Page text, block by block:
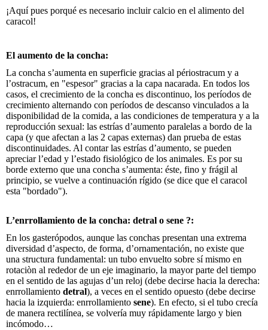
¡Aquí pues porqué es necesario incluir calcio en el alimento del
caracol!
El aumento de la concha:
La concha s’aumenta en superficie gracias al périostracum y a
l’ostracum, en "espesor" gracias a la capa nacarada. En todos los
casos, el crecimiento de la concha es discontinuo, los períodos de
crecimiento alternando con períodos de descanso vinculados a la
disponibilidad de la comida, a las condiciones de temperatura y a la
reproducción sexual: las estrías d’aumento paralelas a bordo de la
capa (y que afectan a las 2 capas externas) dan prueba de estas
discontinuidades. Al contar las estrías d’aumento, se pueden
apreciar l’edad y l’estado fisiológico de los animales. Es por su
borde externo que una concha s’aumenta: éste, fino y frágil al
principio, se vuelve a continuación rígido (se dice que el caracol
esta "bordado").
L’enrrollamiento de la concha: detral o sene ?:
En los gasterópodos, aunque las conchas presentan una extrema
diversidad d’aspecto, de forma, d’ornamentación, no existe que
una structura fundamental: un tubo envuelto sobre sí mismo en
rotaciòn al rededor de un eje imaginario, la mayor parte del tiempo
en el sentido de las agujas d’un reloj (debe decirse hacia la derecha:
enrrollamiento detral), a veces en el sentido opuesto (debe decirse
hacia la izquierda: enrrollamiento sene). En efecto, si el tubo crecía
de manera rectilínea, se volvería muy rápidamente largo y bien
incómodo…